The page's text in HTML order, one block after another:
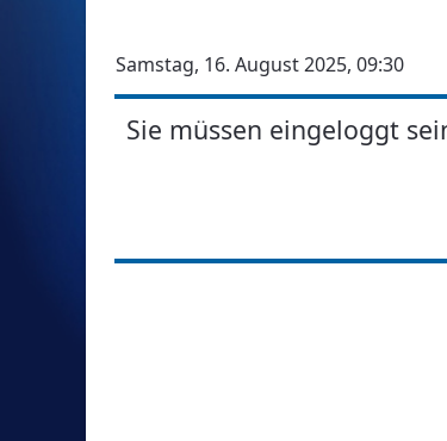
Samstag, 16. August 2025, 09:30
Sie müssen eingeloggt